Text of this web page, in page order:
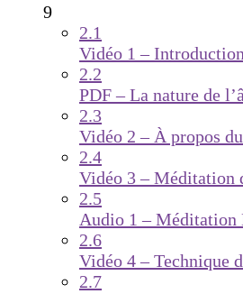
9
2.1
Vidéo 1 –
2.2
PDF – La nature de
2.3
Vidéo 2 – À propos
2.4
Vidéo 3 – Méditation
2.5
Audio 1 – Méditation
2.6
Vidéo 4 – Technique
2.7